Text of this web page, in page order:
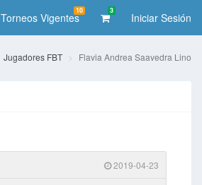
Torneos Vigentes
10 3
Iniciar Sesión
Jugadores FBT Flavia Andrea Saavedra Lino
2019-04-23